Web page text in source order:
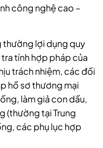
công nghệ cao –
thường lợi dụng quy
tính hợp pháp của
trách nhiệm, các đối
hồ sơ thương mại
làm giả con dấu,
(thường tại Trung
các phụ lục hợp